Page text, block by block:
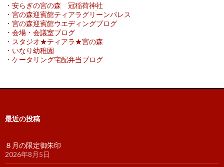
・安らぎの宮の森 冠稲荷神社
・宮の森迎賓館ティアラグリーンパレス
・宮の森迎賓館ウエディングブログ
・会場・会議室ブログ
・スタジオ★ティアラ★宮の森
・いなり幼稚園
・ケータリング宅配弁当ブログ
最近の投稿
８月の限定御朱印
2026年8月5日